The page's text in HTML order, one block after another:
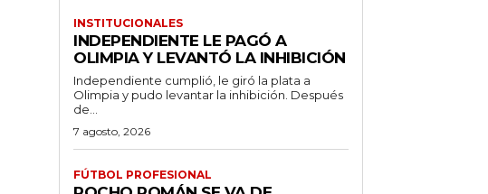
INSTITUCIONALES
INDEPENDIENTE LE PAGÓ A
OLIMPIA Y LEVANTÓ LA INHIBICIÓN
Independiente cumplió, le giró la plata a
Olimpia y pudo levantar la inhibición. Después
de...
7 agosto, 2026
FÚTBOL PROFESIONAL